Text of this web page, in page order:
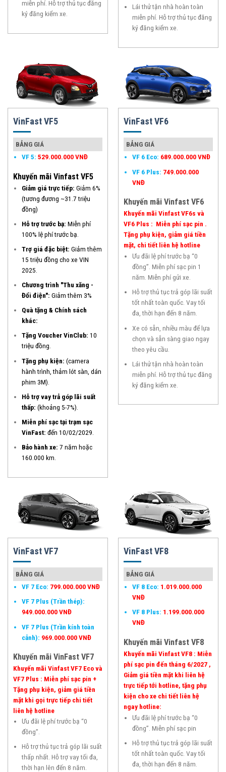
miễn phí. Hỗ trợ thủ tục đăng
ký đăng kiểm xe.
Lái thử tận nhà hoàn toàn
miễn phí. Hỗ trợ thủ tục đăng
ký đăng kiểm xe.
VinFast VF5
BẢNG GIÁ
VF 5: 529.000.000 VNĐ
Khuyến mãi Vinfast VF5
Giảm giá trực tiếp: Giảm 6%
(tương đương ~31.7 triệu
đồng)
Hỗ trợ trước bạ: Miễn phí
100% lệ phí trước bạ.
Trợ giá đặc biệt: Giảm thêm
15 triệu đồng cho xe VIN
2025.
Chương trình "Thu xăng -
Đổi điện": Giảm thêm 3%
Quà tặng & Chính sách
khác:
Tặng Voucher VinClub: 10
triệu đồng.
Tặng phụ kiện: (camera
hành trình, thảm lót sàn, dán
phim 3M).
Hỗ trợ vay trả góp lãi suất
thấp: (khoảng 5-7%).
Miễn phí sạc tại trạm sạc
VinFast: đến 10/02/2029.
Bảo hành xe: 7 năm hoặc
160.000 km.
VinFast VF6
BẢNG GIÁ
VF 6 Eco: 689.000.000 VNĐ
VF 6 Plus: 749.000.000
VNĐ
Khuyến mãi Vinfast VF6
Khuyến mãi Vinfast VF6s và
VF6 Plus : Miễn phí sạc pin .
Tặng phụ kiện, giảm giá tiền
mặt, chi tiết liên hệ hotline
Ưu đãi lệ phí trước bạ “0
đồng”. Miễn phí sạc pin 1
năm. Miễn phí gửi xe.
Hỗ trợ thủ tục trả góp lãi suất
tốt nhất toàn quốc. Vay tối
đa, thời hạn đến 8 năm.
Xe có sẵn, nhiều màu để lựa
chọn và sẵn sàng giao ngay
theo yêu cầu.
Lái thử tận nhà hoàn toàn
miễn phí. Hỗ trợ thủ tục đăng
ký đăng kiểm xe.
VinFast VF7
BẢNG GIÁ
VF 7 Eco: 799.000.000 VNĐ
VF 7 Plus (Trần thép):
949.000.000 VNĐ
VF 7 Plus (Trần kính toàn
cảnh): 969.000.000 VNĐ
Khuyến mãi VinFast VF7
Khuyến mãi Vinfast VF7 Eco và
VF7 Plus : Miễn phí sạc pin +
Tặng phụ kiện, giảm giá tiền
mặt khi gọi trực tiếp chi tiết
liên hệ hotline
Ưu đãi lệ phí trước bạ “0
đồng”.
Hỗ trợ thủ tục trả góp lãi suất
thấp nhất. Hỗ trợ vay tối đa,
thời hạn lên đến 8 năm.
VinFast VF8
BẢNG GIÁ
VF 8 Eco: 1.019.000.000
VNĐ
VF 8 Plus: 1.199.000.000
VNĐ
Khuyến mãi Vinfast VF8
Khuyến mãi Vinfast VF8 : Miễn
phí sạc pin đến tháng 6/2027 ,
Giảm giá tiền mặt khi liên hệ
trực tiếp tới hotline, tặng phụ
kiện cho xe chi tiết liên hệ
ngay hotline:
Ưu đãi lệ phí trước bạ “0
đồng”. Miễn phí sạc pin
Hỗ trợ thủ tục trả góp lãi suất
tốt nhất toàn quốc. Vay tối
đa, thời hạn đến 8 năm.